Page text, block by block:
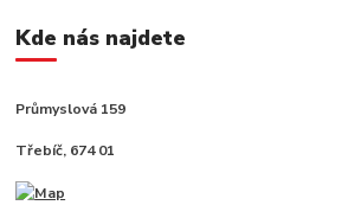
Kde nás najdete
Průmyslová 159
Třebíč, 674 01